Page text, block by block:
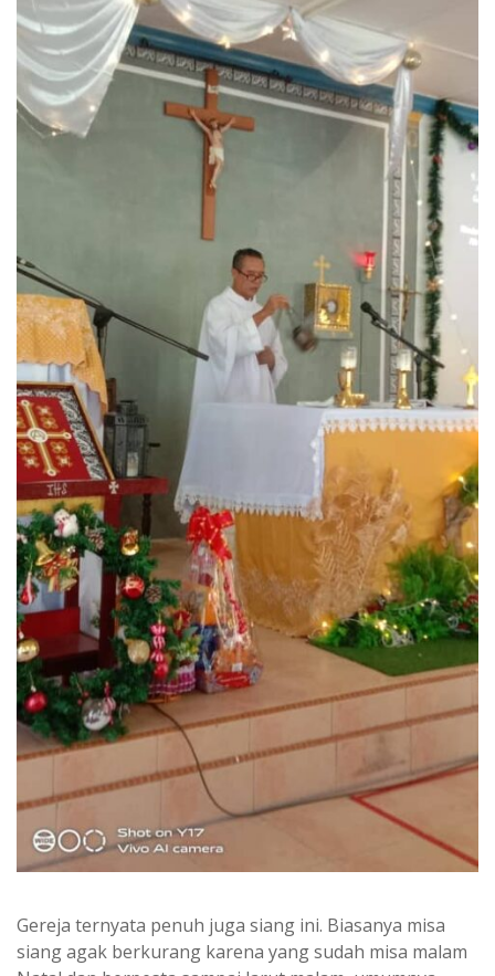
Gereja ternyata penuh juga siang ini. Biasanya misa
siang agak berkurang karena yang sudah misa malam